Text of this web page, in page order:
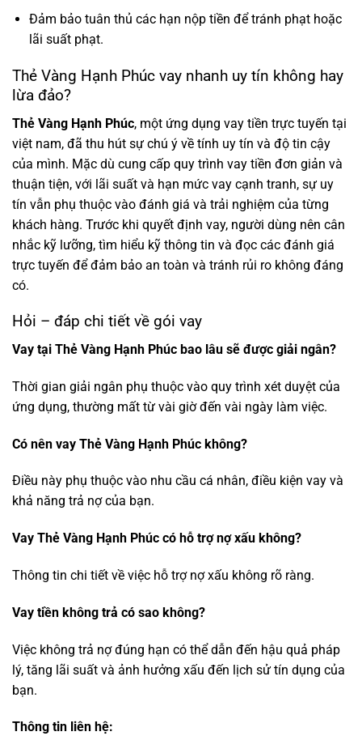
Đảm bảo tuân thủ các hạn nộp tiền để tránh phạt hoặc
lãi suất phạt.
Thẻ Vàng Hạnh Phúc vay nhanh uy tín không hay
lừa đảo?
Thẻ Vàng Hạnh Phúc, một ứng dụng vay tiền trực tuyến tại
việt nam, đã thu hút sự chú ý về tính uy tín và độ tin cậy
của mình. Mặc dù cung cấp quy trình vay tiền đơn giản và
thuận tiện, với lãi suất và hạn mức vay cạnh tranh, sự uy
tín vẫn phụ thuộc vào đánh giá và trải nghiệm của từng
khách hàng. Trước khi quyết định vay, người dùng nên cân
nhắc kỹ lưỡng, tìm hiểu kỹ thông tin và đọc các đánh giá
trực tuyến để đảm bảo an toàn và tránh rủi ro không đáng
có.
Hỏi – đáp chi tiết về gói vay
Vay tại Thẻ Vàng Hạnh Phúc bao lâu sẽ được giải ngân?
Thời gian giải ngân phụ thuộc vào quy trình xét duyệt của
ứng dụng, thường mất từ vài giờ đến vài ngày làm việc.
Có nên vay Thẻ Vàng Hạnh Phúc không?
Điều này phụ thuộc vào nhu cầu cá nhân, điều kiện vay và
khả năng trả nợ của bạn.
Vay Thẻ Vàng Hạnh Phúc có hỗ trợ nợ xấu không?
Thông tin chi tiết về việc hỗ trợ nợ xấu không rõ ràng.
Vay tiền không trả có sao không?
Việc không trả nợ đúng hạn có thể dẫn đến hậu quả pháp
lý, tăng lãi suất và ảnh hưởng xấu đến lịch sử tín dụng của
bạn.
Thông tin liên hệ: